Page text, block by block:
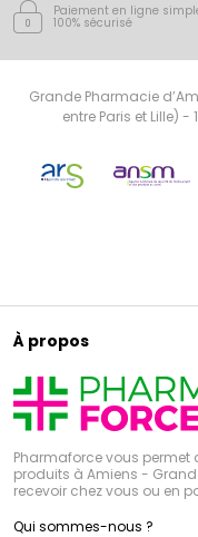
Paiement en ligne
100% sécurisé
Grande Pharmacie
entre Paris et Lille)
À propos
Pharmaforce vous permet
produits à Amiens -
recevoir chez vous ou en
Qui sommes-nous ?